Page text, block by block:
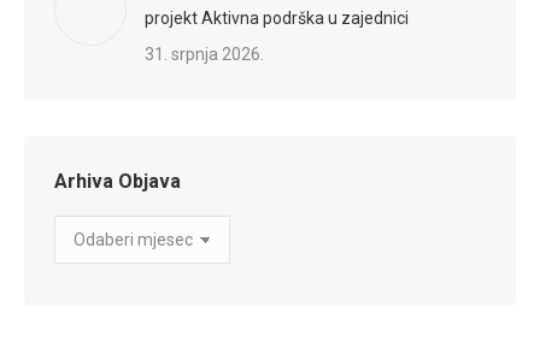
projekt Aktivna podrška u zajednici
31. srpnja 2026.
Arhiva Objava
Arhiva
Objava